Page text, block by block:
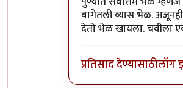
बागेतली व्यास भेळ. अजूनही
देतो भेळ खायला. चवीला
प्रतिसाद देण्यासाठीलॉग